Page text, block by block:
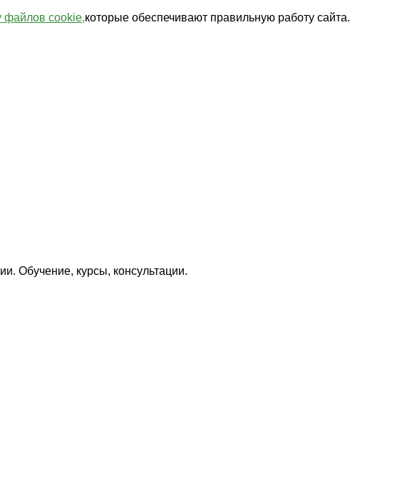
файлов cookie,которые обеспечивают правильную работу сайта.
Обучение, курсы, консультации.